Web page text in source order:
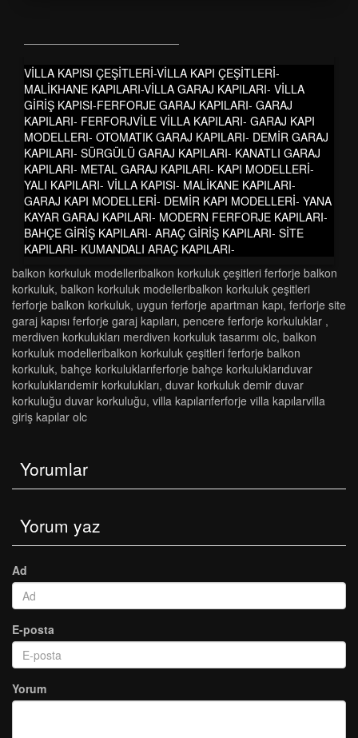
VİLLA KAPISI ÇEŞİTLERİ-VİLLA KAPI ÇEŞİTLERİ-
MALİKHANE KAPILARI-VİLLA GARAJ KAPILARI- VİLLA
GİRİŞ KAPISI-FERFORJE GARAJ KAPILARI- GARAJ
KAPILARI- FERFORJVİLE VİLLA KAPILARI- GARAJ KAPI
MODELLERI- OTOMATIK GARAJ KAPILARI- DEMİR GARAJ
KAPILARI- SÜRGÜLÜ GARAJ KAPILARI- KANATLI GARAJ
KAPILARI- METAL GARAJ KAPILARI- KAPI MODELLERİ-
YALI KAPILARI- VİLLA KAPISI- MALİKANE KAPILARI-
GARAJ KAPI MODELLERİ- DEMİR KAPI MODELLERİ- YANA
KAYAR GARAJ KAPILARI- MODERN FERFORJE KAPILARI-
BAHÇE GİRİŞ KAPILARI- ARAÇ GİRİŞ KAPILARI- SİTE
KAPILARI- KUMANDALI ARAÇ KAPILARI-
balkon korkuluk modelleri̇balkon korkuluk çeşi̇tleri̇ ferforje balkon
korkuluk, balkon korkuluk modelleri̇balkon korkuluk çeşi̇tleri̇
ferforje balkon korkuluk, uygun ferforje apartman kapı, ferforje si̇te
garaj kapisi ferforje garaj kapilari, pencere ferforje korkuluklar ,
merdi̇ven korkuluklari merdi̇ven korkuluk tasarimi olc, balkon
korkuluk modelleri̇balkon korkuluk çeşi̇tleri̇ ferforje balkon
korkuluk, bahçe korkuluklariferforje bahçe korkuluklariduvar
korkuluklaridemi̇r korkuluklari, duvar korkuluk demir duvar
korkuluğu duvar korkuluğu, vi̇lla kapilariferforje vi̇lla kapilarvi̇lla
gi̇ri̇ş kapilar olc
Yorumlar
Yorum yaz
Ad
E-posta
Yorum